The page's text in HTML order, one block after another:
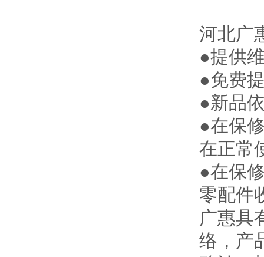
河北广
●提供
●免费
●新品
●在保
在正常
●在保
零配件
广惠具
络，产